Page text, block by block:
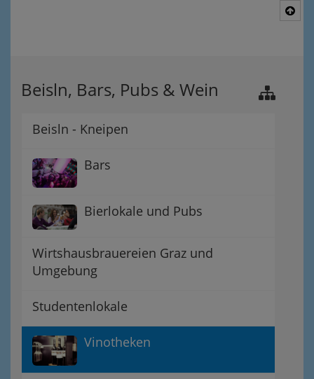
Beisln, Bars, Pubs & Wein
Beisln - Kneipen
Bars
Bierlokale und Pubs
Wirtshausbrauereien Graz und
Umgebung
Studentenlokale
Vinotheken